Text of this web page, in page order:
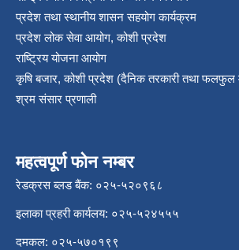
प्रदेश तथा स्थानीय शासन सहयोग कार्यक्रम
प्रदेश लोक सेवा आयोग, कोशी प्रदेश
राष्ट्रिय योजना आयोग
कृषि बजार, कोशी प्रदेश (दैनिक तरकारी तथा फलफुल
श्रम संसार प्रणाली
महत्वपूर्ण फोन नम्बर
रेडक्रस ब्लड बैंक: ०२५-५२०९६८
इलाका प्रहरी कार्यलय: ०२५-५२४५५५
दमकल: ०२५-५७०१९९